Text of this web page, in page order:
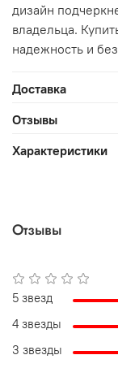
дизайн
владельца.
надежность и
Доставка
Отзывы
Характеристики
Отзывы
5 звезд
4 звезды
3 звезды